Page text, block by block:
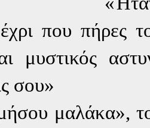
που πήρες
μυστικός
σου»
μαλάκα»,